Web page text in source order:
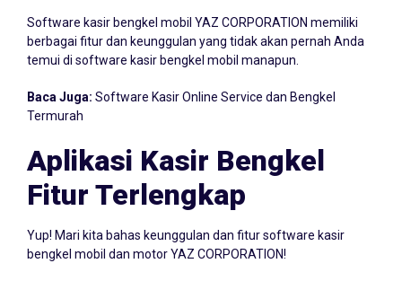
Software kasir bengkel mobil YAZ CORPORATION memiliki
berbagai fitur dan keunggulan yang tidak akan pernah Anda
temui di software kasir bengkel mobil manapun.
Baca Juga: Software Kasir Online Service dan Bengkel
Termurah
Aplikasi Kasir Bengkel
Fitur Terlengkap
Yup! Mari kita bahas keunggulan dan fitur software kasir
bengkel mobil dan motor YAZ CORPORATION!